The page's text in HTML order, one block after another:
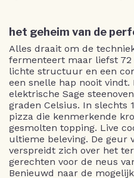
het geheim van de
Alles draait om de
fermenteert maar liefst
lichte structuur en een
een snelle hap nooit vindt.
elektrische Sage
graden Celsius. In slechts
pizza die kenmerkende
gesmolten topping. Live
ultieme beleving. De geur
verspreidt zich over het
gerechten voor de neus
Benieuwd naar de